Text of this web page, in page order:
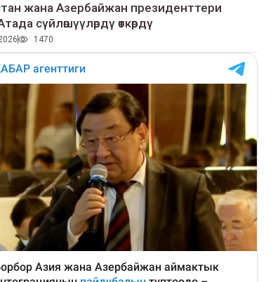
жана Азербайжан президенттери
сүйлөшүүлөрдү өткөрдү
1470